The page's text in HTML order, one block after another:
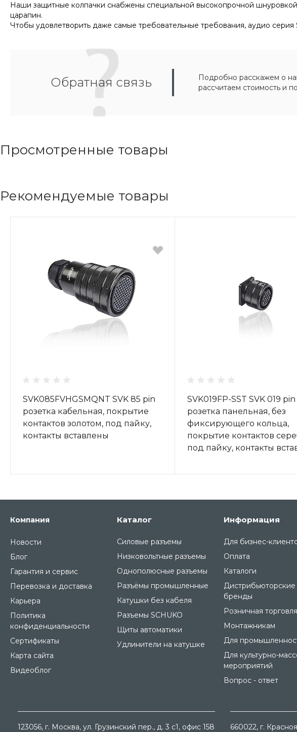
Наши защитные колпачки снабжены специальной высокопрочной
царапин.
Чтобы удовлетворить даже самые требовательные требования, аудио серия
Обратная связь
Подробно расскажем о
рассчитаем стоимость и
Просмотренные товары
Рекомендуемые товары
SVK085FVHGSMQNT SVK 85 pin
розетка кабельная, покрытие
контактов золотом, под пайку,
контакты вставлены
SVK019FP-SST SVK 019 pin
розетка панельная, без
фиксирующего кольца,
покрытие контактов
под пайку, контакты
Компания
Новости
Блог
Гарантия и сервис
Перевозка и доставка
Карьера
Политика
конфиденциальности
Сертификаты
Карта сайта
Видеоблог
Каталог
Силовые разъемы
Низковольтные разъемы
Однополюсные разъемы
Разъёмы промышленные
Катушки без кабеля
Разъемы SCHUKO
Щиты автоматики
Удлинители на катушке
Информация
Для бизнес-
Оплата
Каталоги
Дистрибьюторские
бренды
Розничная торговля
Монтажникам
Для
Для культурно-
мероприятий
Вопрос - ответ
123056, г. Москва, ул. Грузинский пер., д. 3 c1, офис 158 660022, г.